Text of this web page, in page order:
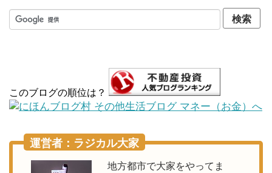
このブログの順位は？
運営者：ラジカル大家
地方都市で大家をやってま